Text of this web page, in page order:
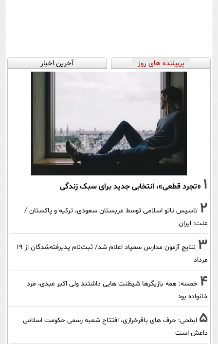
پربیننده های روز آخرین اخبار
1 «تجرد قطعی»، انتخابی جدید برای سبک زندگی
2 تاسیس ناتو اسلامی توسط عربستان سعودی، ترکیه و پاکستان /
علت: ایران
3
نتایج آزمون مدارس سمپاد اعلام شد/ ثبت‌نام پذیرفته‌شدگان از ۱۹
مرداد
4 خمسه: همه بازیگرها شیطنت هایی داشتند ولی اکبر عبدی، مرد
خانواده بود
5 ابطحی: حرف های باقرخرازی، افتتاح شعبه رسمی حکومت اسلامی
داعش است